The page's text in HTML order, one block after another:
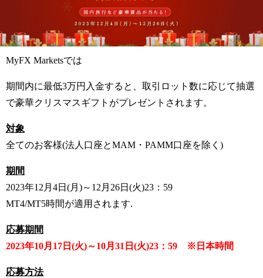
MyFX Marketsでは
期間内に最低3万円入金すると、取引ロット数に応じて抽選
で豪華クリスマスギフトがプレゼントされます。
対象
全てのお客様(法人口座とMAM・PAMM口座を除く)
期間
2023年12月4日(月)～12月26日(火)23：59
MT4/MT5時間が適用されます.
応募期間
2023年10月17日(火)～10月31日(火)23：59 ※日本時間
応募方法